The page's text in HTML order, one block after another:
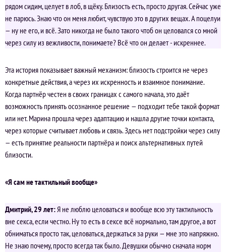
рядом сидим, целует в лоб, в щёку. Близость есть, просто другая. Сейчас уже
не парюсь. Знаю что он меня любит, чувствую это в других вещах. А поцелуи
— ну не его, и всё. Зато никогда не было такого чтоб он целовался со мной
через силу из вежливости, понимаете? Всё что он делает - искреннее.
Эта история показывает важный механизм: близость строится не через
конкретные действия, а через их искренность и взаимное понимание.
Когда партнёр честен в своих границах с самого начала, это даёт
возможность принять осознанное решение — подходит тебе такой формат
или нет. Марина прошла через адаптацию и нашла другие точки контакта,
через которые считывает любовь и связь. Здесь нет подстройки через силу
— есть принятие реальности партнёра и поиск альтернативных путей
близости.
«Я сам не тактильный вообще»
Дмитрий, 29 лет:Я не люблю целоваться и вообще всю эту тактильность
вне секса, если честно. Ну то есть в сексе всё нормально, там другое, а вот
обниматься просто так, целоваться, держаться за руки — мне это напряжно.
Не знаю почему, просто всегда так было. Девушки обычно сначала норм